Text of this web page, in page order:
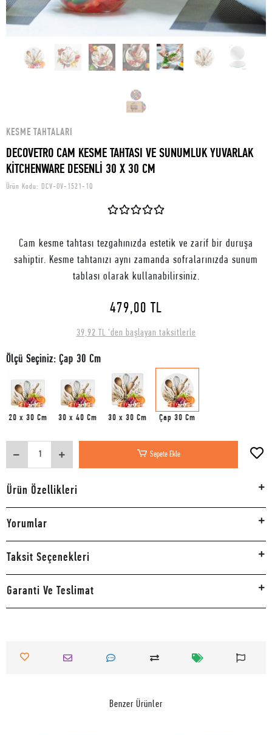
KESME TAHTALARI
DECOVETRO CAM KESME TAHTASI VE SUNUMLUK YUVARLAK
KİTCHENWARE DESENLİ 30 X 30 CM
Ürün Kodu: DCV-OV-1521-1Q
Cam kesme tahtası tezgahınızda estetik ve zarif bir duruşa
sahiptir. Kesme tahtanızı aynı zamanda sofralarınızda sunum
tablası olarak kullanabilirsiniz.
479,00 TL
39,92 TL 'den başlayan taksitlerle
Ölçü Seçiniz: Çap 30 Cm
20 x 30 Cm 30 x 40 Cm 30 x 30 Cm Çap 30 Cm
Sepete Ekle
Ürün Özellikleri
Yorumlar
Taksit Seçenekleri
Garanti Ve Teslimat
Benzer Ürünler